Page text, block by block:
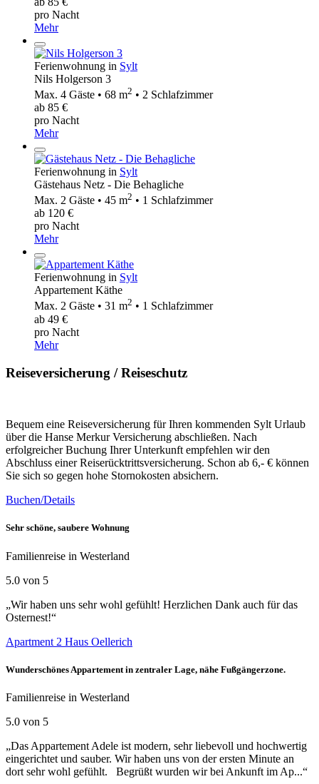
pro Nacht
Mehr
Ferienwohnung in Sylt
Nils Holgerson 3
Max. 4 Gäste • 68 m2 • 2 Schlafzimmer
ab 85 €
pro Nacht
Mehr
Ferienwohnung in Sylt
Gästehaus Netz - Die Behagliche
Max. 2 Gäste • 45 m2 • 1 Schlafzimmer
ab 120 €
pro Nacht
Mehr
Ferienwohnung in Sylt
Appartement Käthe
Max. 2 Gäste • 31 m2 • 1 Schlafzimmer
ab 49 €
pro Nacht
Mehr
Reiseversicherung / Reiseschutz
Bequem eine Reiseversicherung für Ihren kommenden Sylt Urlaub
über die Hanse Merkur Versicherung abschließen. Nach
erfolgreicher Buchung Ihrer Unterkunft empfehlen wir den
Abschluss einer Reiserücktrittsversicherung. Schon ab 6,- € können
Sie sich so gegen hohe Stornokosten absichern.
Buchen/Details
Sehr schöne, saubere Wohnung
Familienreise in Westerland
5.0 von 5
„Wir haben uns sehr wohl gefühlt! Herzlichen Dank auch für das
Osternest!“
Apartment 2 Haus Oellerich
Wunderschönes Appartement in zentraler Lage, nähe Fußgängerzone.
Familienreise in Westerland
5.0 von 5
„Das Appartement Adele ist modern, sehr liebevoll und hochwertig
eingerichtet und sauber. Wir haben uns von der ersten Minute an
dort sehr wohl gefühlt. Begrüßt wurden wir bei Ankunft im Ap...“